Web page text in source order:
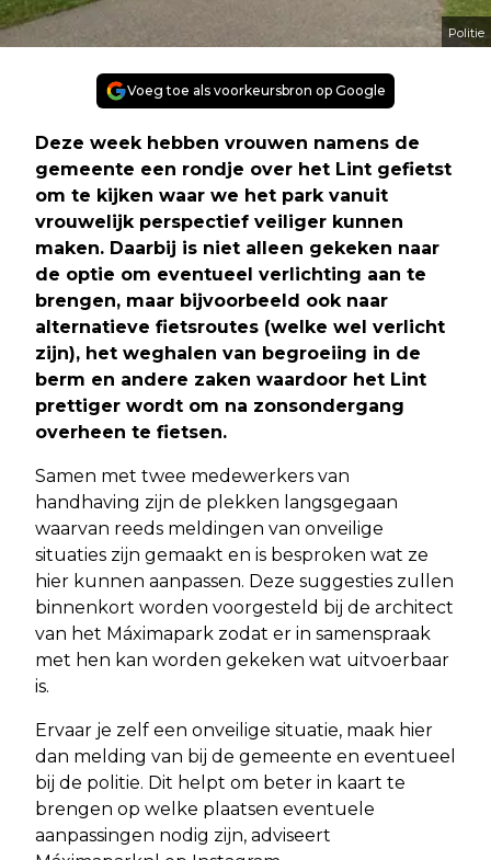
Politie
Voeg toe als voorkeursbron op Google
Deze week hebben vrouwen namens de
gemeente een rondje over het Lint gefietst
om te kijken waar we het park vanuit
vrouwelijk perspectief veiliger kunnen
maken. Daarbij is niet alleen gekeken naar
de optie om eventueel verlichting aan te
brengen, maar bijvoorbeeld ook naar
alternatieve fietsroutes (welke wel verlicht
zijn), het weghalen van begroeiing in de
berm en andere zaken waardoor het Lint
prettiger wordt om na zonsondergang
overheen te fietsen.
Samen met twee medewerkers van
handhaving zijn de plekken langsgegaan
waarvan reeds meldingen van onveilige
situaties zijn gemaakt en is besproken wat ze
hier kunnen aanpassen. Deze suggesties zullen
binnenkort worden voorgesteld bij de architect
van het Máximapark zodat er in samenspraak
met hen kan worden gekeken wat uitvoerbaar
is.
Ervaar je zelf een onveilige situatie, maak hier
dan melding van bij de gemeente en eventueel
bij de politie. Dit helpt om beter in kaart te
brengen op welke plaatsen eventuele
aanpassingen nodig zijn, adviseert